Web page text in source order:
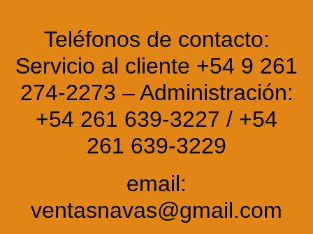
Teléfonos de contacto:
Servicio al cliente +54 9 261
274-2273 – Administración:
+54 261 639-3227 / +54
261 639-3229
email:
ventasnavas@gmail.com